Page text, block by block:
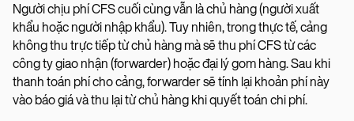
Người chịu phí CFS cuối cùng vẫn là chủ hàng (người xuất
khẩu hoặc người nhập khẩu). Tuy nhiên, trong thực tế, cảng
không thu trực tiếp từ chủ hàng mà sẽ thu phí CFS từ các
công ty giao nhận (forwarder) hoặc đại lý gom hàng. Sau khi
thanh toán phí cho cảng, forwarder sẽ tính lại khoản phí này
vào báo giá và thu lại từ chủ hàng khi quyết toán chi phí.